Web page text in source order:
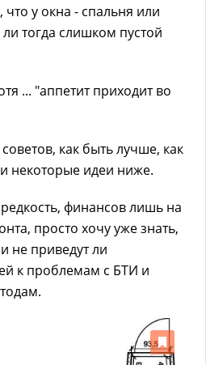
у окна - спальня или
тогда слишком пустой
... "аппетит приходит во
как быть лучше, как
некоторые идеи ниже.
финансов лишь на
просто хочу уже знать,
не приведут ли
к проблемам с БТИ и